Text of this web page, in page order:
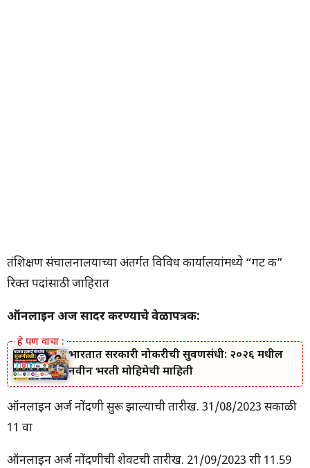
तंत्रशिक्षण संचालनालयाच्या अंतर्गत विविध कार्यालयांमध्ये “गट क”
रिक्त पदांसाठी जाहिरात
ऑनलाइन अर्ज सादर करण्याचे वेळापत्रक:
भारतात सरकारी नोकरीची सुवर्णसंधी: २०२६ मधील
नवीन भरती मोहिमेची माहिती
ऑनलाइन अर्ज नोंदणी सुरू झाल्याची तारीख. 31/08/2023 सकाळी
11 वा
ऑनलाइन अर्ज नोंदणीची शेवटची तारीख. 21/09/2023 रात्री 11.59